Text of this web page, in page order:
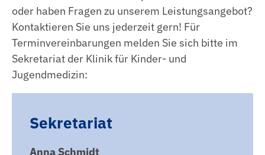
oder haben Fragen zu unserem Leistungsangebot?
Kontaktieren Sie uns jederzeit gern! Für
Terminvereinbarungen melden Sie sich bitte im
Sekretariat der Klinik für Kinder- und
Jugendmedizin:
Sekretariat
Anna Schmidt